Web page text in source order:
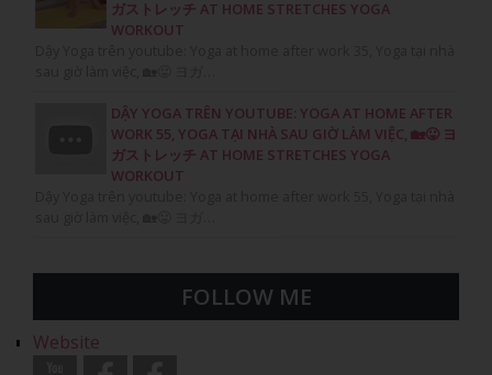
ガストレッチ AT HOME STRETCHES YOGA
WORKOUT
DẬY YOGA TRÊN YOUTUBE: YOGA AT HOME AFTER
WORK 55, YOGA TẠI NHÀ SAU GIỜ LÀM VIỆC, 🏡😛 ヨ
ガストレッチ AT HOME STRETCHES YOGA
WORKOUT
FOLLOW ME
Website